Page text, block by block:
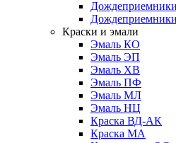
Краски и эмали
Эмаль КО
Эмаль ЭП
Эмаль ХВ
Эмаль ПФ
Эмаль МЛ
Эмаль НЦ
Краска ВД-АК
Краска МА